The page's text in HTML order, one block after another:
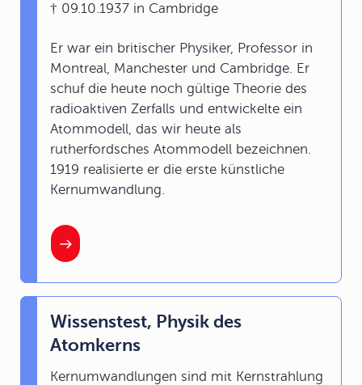
† 09.10.1937 in Cambridge
Er war ein britischer Physiker, Professor in
Montreal, Manchester und Cambridge. Er
schuf die heute noch gültige Theorie des
radioaktiven Zerfalls und entwickelte ein
Atommodell, das wir heute als
rutherfordsches Atommodell bezeichnen.
1919 realisierte er die erste künstliche
Kernumwandlung.
Wissenstest, Physik des
Atomkerns
Kernumwandlungen sind mit Kernstrahlung